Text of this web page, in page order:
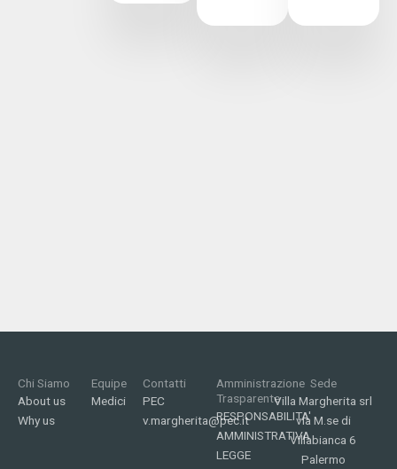
Chi Siamo
About us
Why us
Equipe
Medici
Contatti
PEC
v.margherita@pec.it
Amministrazione
Trasparente
RESPONSABILITA'
AMMINISTRATIVA
LEGGE
Sede
Villa Margherita srl
via M.se di
Villabianca 6
Palermo